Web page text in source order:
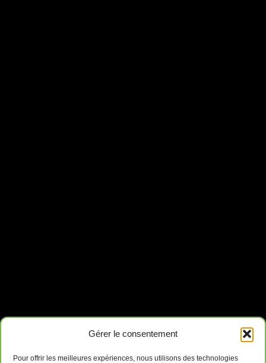
Gérer le consentement
Pour offrir les meilleures expériences, nous utilisons des technologies